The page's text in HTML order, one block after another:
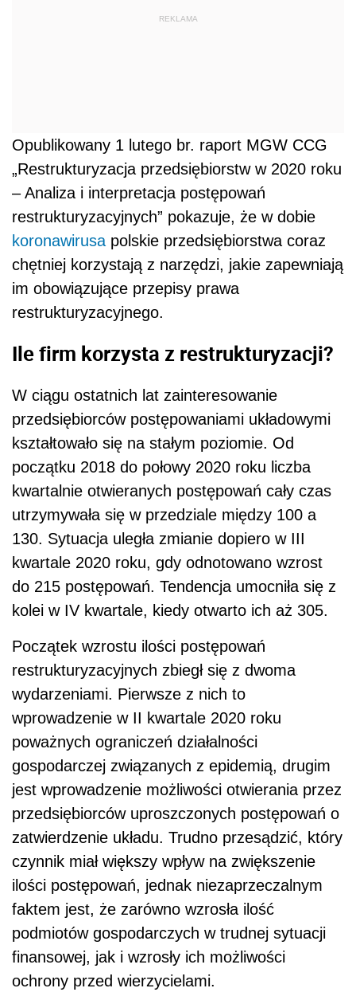
REKLAMA
Opublikowany 1 lutego br. raport MGW CCG
„Restrukturyzacja przedsiębiorstw w 2020 roku
– Analiza i interpretacja postępowań
restrukturyzacyjnych” pokazuje, że w dobie
koronawirusa polskie przedsiębiorstwa coraz
chętniej korzystają z narzędzi, jakie zapewniają
im obowiązujące przepisy prawa
restrukturyzacyjnego.
Ile firm korzysta z restrukturyzacji?
W ciągu ostatnich lat zainteresowanie
przedsiębiorców postępowaniami układowymi
kształtowało się na stałym poziomie. Od
początku 2018 do połowy 2020 roku liczba
kwartalnie otwieranych postępowań cały czas
utrzymywała się w przedziale między 100 a
130. Sytuacja uległa zmianie dopiero w III
kwartale 2020 roku, gdy odnotowano wzrost
do 215 postępowań. Tendencja umocniła się z
kolei w IV kwartale, kiedy otwarto ich aż 305.
Początek wzrostu ilości postępowań
restrukturyzacyjnych zbiegł się z dwoma
wydarzeniami. Pierwsze z nich to
wprowadzenie w II kwartale 2020 roku
poważnych ograniczeń działalności
gospodarczej związanych z epidemią, drugim
jest wprowadzenie możliwości otwierania przez
przedsiębiorców uproszczonych postępowań o
zatwierdzenie układu. Trudno przesądzić, który
czynnik miał większy wpływ na zwiększenie
ilości postępowań, jednak niezaprzeczalnym
faktem jest, że zarówno wzrosła ilość
podmiotów gospodarczych w trudnej sytuacji
finansowej, jak i wzrosły ich możliwości
ochrony przed wierzycielami.